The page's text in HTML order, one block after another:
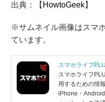
出典：【 HowtoGeek】
※サムネイル画像はスマ
ています。
スマホライフ
スマホライフ
用するための情
iPhone・